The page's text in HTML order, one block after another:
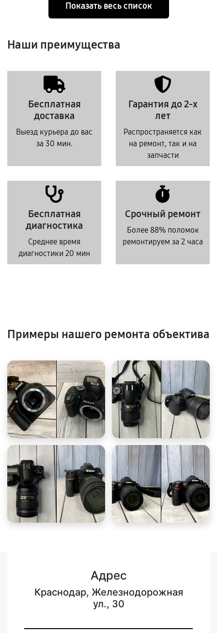
Показать весь список
Наши преимущества
Бесплатная
доставка
Выезд курьера до вас
за 30 мин.
Гарантия до 2-х
лет
Распространяется как
на ремонт, так и на
запчасти
Бесплатная
диагностика
Среднее время
диагностики 20 мин
Срочный ремонт
Более 88% поломок
ремонтируем за 2 часа
Примеры нашего ремонта объектива
Адрес
Краснодар, Железнодорожная
ул., 30